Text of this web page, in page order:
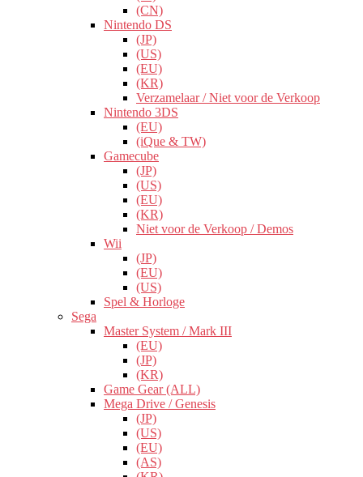
(CN)
Nintendo DS
(JP)
(US)
(EU)
(KR)
Verzamelaar / Niet voor de Verkoop
Nintendo 3DS
(EU)
(iQue & TW)
Gamecube
(JP)
(US)
(EU)
(KR)
Niet voor de Verkoop / Demos
Wii
(JP)
(EU)
(US)
Spel & Horloge
Sega
Master System / Mark III
(EU)
(JP)
(KR)
Game Gear (ALL)
Mega Drive / Genesis
(JP)
(US)
(EU)
(AS)